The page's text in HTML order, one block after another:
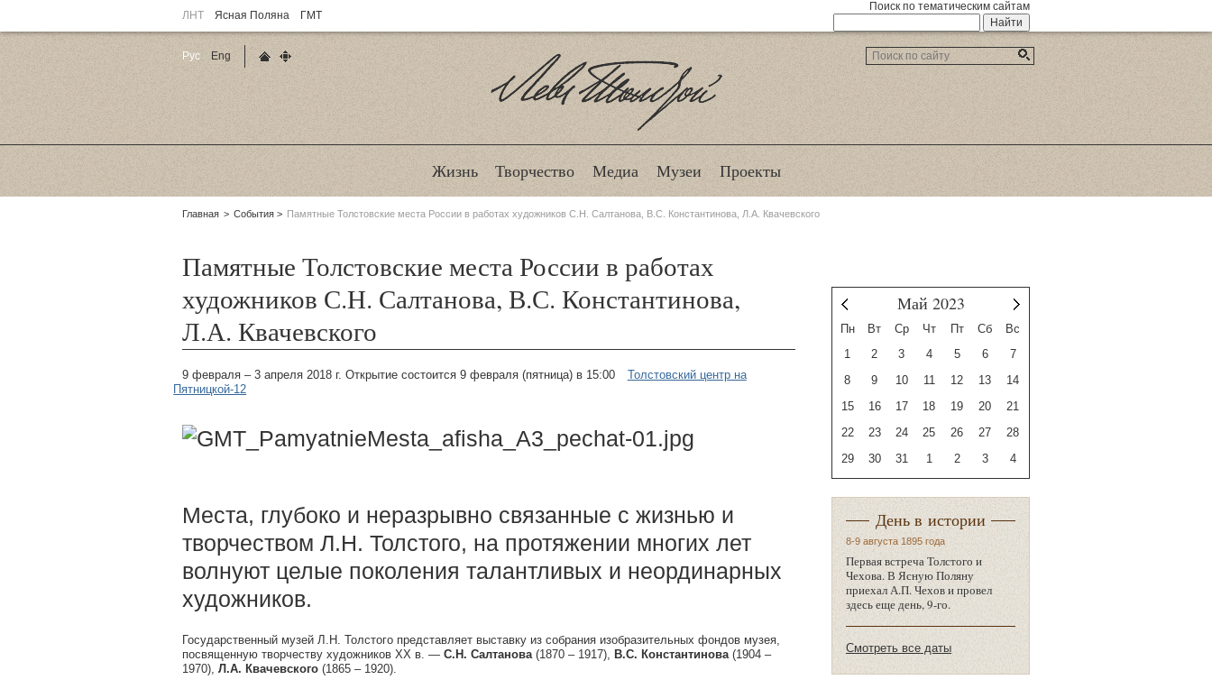
ЛНТ Ясная Поляна ГМТ
Поиск по тематическим сайтам
Лев Толстой
Жизнь Творчество Медиа Музеи Проекты
Родительские
Главная События Памятные Толстовские места России в работах художников С.Н. Салтанова, В.С. Константинова, Л.А. Квачевского
Памятные Толстовские места России в работах
художников С.Н. Салтанова, В.С. Константинова,
Л.А. Квачевского
9 февраля – 3 апреля 2018 г. Открытие состоится 9 февраля (пятница) в 15:00
Толстовский центр на
Пятницкой-12
Места, глубоко и неразрывно связанные с жизнью и
творчеством Л.Н. Толстого, на протяжении многих лет
волнуют целые поколения талантливых и неординарных
художников.
Государственный музей Л.Н. Толстого представляет выставку из собрания изобразительных фондов музея,
посвященную творчеству художников XX в. — С.Н. Салтанова (1870 – 1917), В.С. Константинова (1904 –
1970), Л.А. Квачевского (1865 – 1920).
Май 2023
Пн Вт Ср Чт Пт Сб
Вс
1
2 3 4 5 6
7
8
9 10 11 12 13
14
15
16 17 18 19 20
21
22
23 24 25 26 27
28
29
30 31 1 2 3 4
День в истории
8-9 августа 1895 года
Первая встреча Толстого и
Чехова. В Ясную Поляну
приехал А.П. Чехов и провел
здесь еще день, 9-го.
Смотреть все даты
Рус
Eng